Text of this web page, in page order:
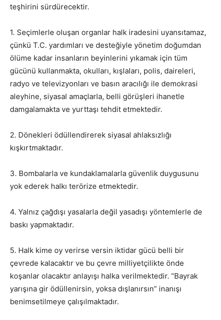
teşhirini sürdürecektir.
1. Seçimlerle oluşan organlar halk iradesini uyansıtamaz,
çünkü T.C. yardımları ve desteğiyle yönetim doğumdan
ölüme kadar insanların beyinlerini yıkamak için tüm
gücünü kullanmakta, okulları, kışlaları, polis, daireleri,
radyo ve televizyonları ve basın aracılığı ile demokrasi
aleyhine, siyasal amaçlarla, belli görüşleri ihanetle
damgalamakta ve yurttaşı tehdit etmektedir.
2. Dönekleri ödüllendirerek siyasal ahlaksızlığı
kışkırtmaktadır.
3. Bombalarla ve kundaklamalarla güvenlik duygusunu
yok ederek halkı terörize etmektedir.
4. Yalnız çağdışı yasalarla değil yasadışı yöntemlerle de
baskı yapmaktadır.
5. Halk kime oy verirse versin iktidar gücü belli bir
çevrede kalacaktır ve bu çevre milliyetçilikte önde
koşanlar olacaktır anlayışı halka verilmektedir. “Bayrak
yarışına gir ödüllenirsin, yoksa dışlanırsın” inanışı
benimsetilmeye çalışılmaktadır.